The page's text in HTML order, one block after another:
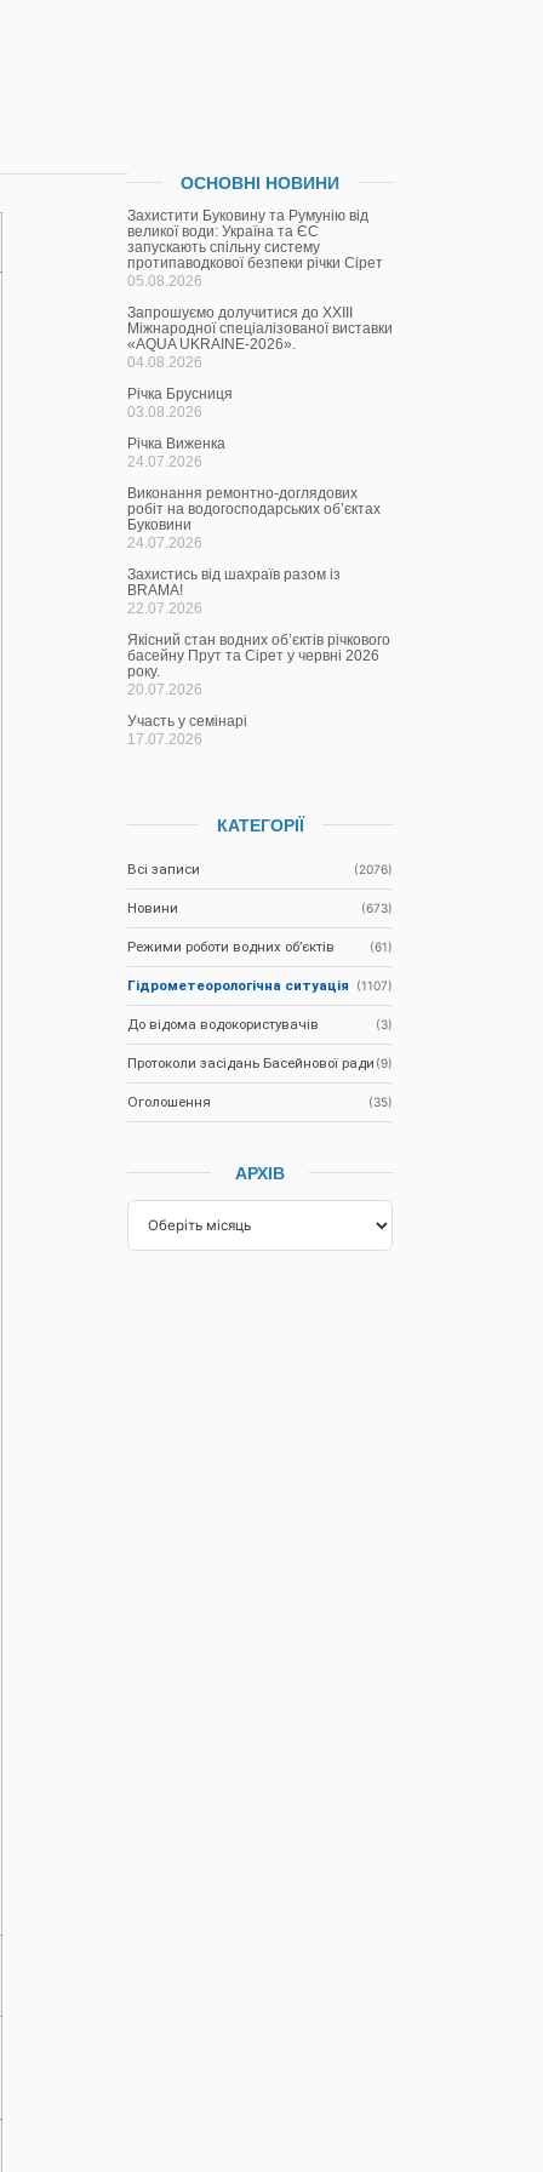
ОСНОВНІ НОВИНИ
Захистити Буковину та Румунію від
великої води: Україна та ЄС
запускають спільну систему
протипаводкової безпеки річки Сірет
05.08.2026
Запрошуємо долучитися до ХХІІІ
Міжнародної спеціалізованої виставки
«AQUA UKRAINE-2026».
04.08.2026
Річка Брусниця
03.08.2026
Річка Виженка
24.07.2026
Виконання ремонтно-доглядових
робіт на водогосподарських об’єктах
Буковини
24.07.2026
Захистись від шахраїв разом із
BRAMA!
22.07.2026
Якісний стан водних об’єктів річкового
басейну Прут та Сірет у червні 2026
року.
20.07.2026
Участь у семінарі
17.07.2026
КАТЕГОРІЇ
Всі записи (2076)
Новини (673)
Режими роботи водних об’єктів (61)
Гідрометеорологічна ситуація (1107)
До відома водокористувачів (3)
Протоколи засідань Басейнової ради (9)
Оголошення (35)
АРХІВ